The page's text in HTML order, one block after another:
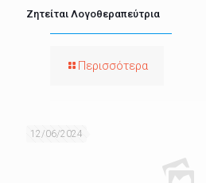
Ζητείται Λογοθεραπεύτρια
Περισσότερα
12/06/2024